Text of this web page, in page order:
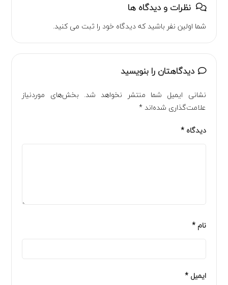
نظرات و دیدگاه ها
شما اولین نفر باشید که دیدگاه خود را ثبت می کنید.
دیدگاهتان را بنویسید
نشانی ایمیل شما منتشر نخواهد شد. بخش‌های موردنیاز
علامت‌گذاری شده‌اند*
دیدگاه*
نام*
ایمیل*